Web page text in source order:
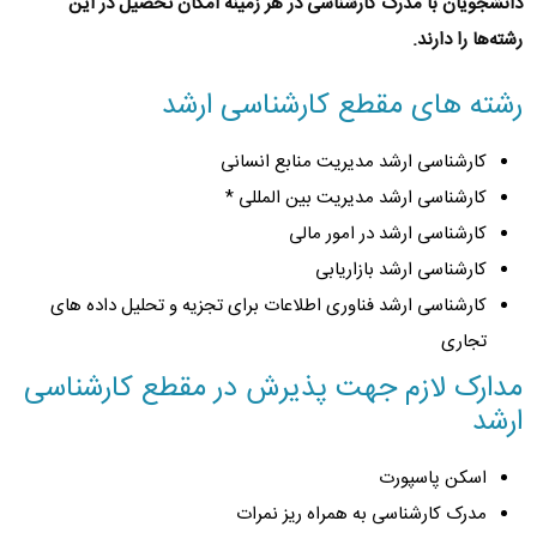
رشته‌ها را دارند.
رشته های مقطع کارشناسی ارشد
کارشناسی ارشد مدیریت منابع انسانی
کارشناسی ارشد مدیریت بین المللی *
کارشناسی ارشد در امور مالی
کارشناسی ارشد بازاریابی
کارشناسی ارشد فناوری اطلاعات برای تجزیه و تحلیل داده های
تجاری
مدارک لازم جهت پذیرش در مقطع کارشناسی
ارشد
اسکن پاسپورت
مدرک کارشناسی به همراه ریز نمرات